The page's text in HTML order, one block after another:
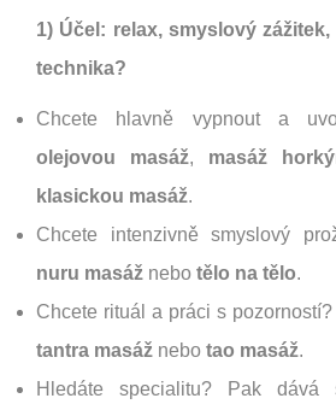
1) Účel: relax, smyslový
technika?
Chcete hlavně vypnout a
olejovou masáž, masáž
klasickou masáž.
Chcete intenzivně smyslový
nuru masáž nebo tělo na tělo.
Chcete rituál a práci s
tantra masáž nebo tao masáž.
Hledáte specialitu? Pak